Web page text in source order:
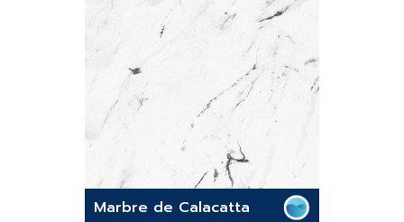
Marbre de Calacatta